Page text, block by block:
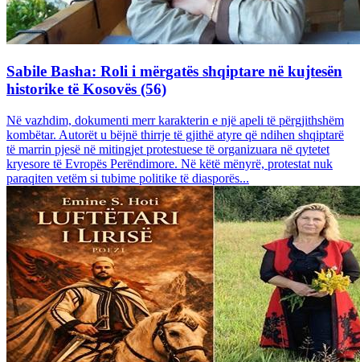
Sabile Basha: Roli i mërgatës shqiptare në kujtesën
historike të Kosovës (56)
Në vazhdim, dokumenti merr karakterin e një apeli të përgjithshëm
kombëtar. Autorët u bëjnë thirrje të gjithë atyre që ndihen shqiptarë
të marrin pjesë në mitingjet protestuese të organizuara në qytetet
kryesore të Evropës Perëndimore. Në këtë mënyrë, protestat nuk
paraqiten vetëm si tubime politike të diasporës...